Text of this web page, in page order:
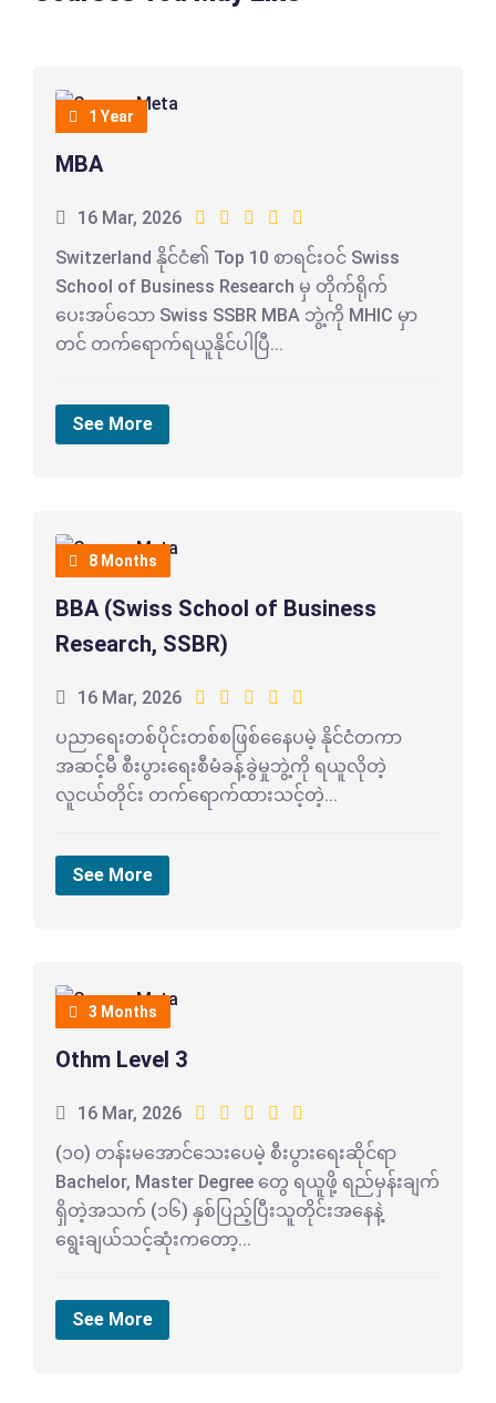
1 Year
MBA
16 Mar, 2026
Switzerland နိုင်ငံ၏ Top 10 စာရင်းဝင် Swiss
School of Business Research မှ တိုက်ရိုက်
ပေးအပ်သော Swiss SSBR MBA ဘွဲ့ကို MHIC မှာ
တင် တက်ရောက်ရယူနိုင်ပါပြီ...
See More
8 Months
BBA (Swiss School of Business
Research, SSBR)
16 Mar, 2026
ပညာရေးတစ်ပိုင်းတစ်စဖြစ်နေေပမဲ့ နိုင်ငံတကာ
အဆင့်မီ စီးပွားရေးစီမံခန့်ခွဲမှုဘွဲ့ကို ရယူလိုတဲ့
လူငယ်တိုင်း တက်ရောက်ထားသင့်တဲ့...
See More
3 Months
Othm Level 3
16 Mar, 2026
(၁၀) တန်းမအောင်သေးပေမဲ့ စီးပွားရေးဆိုင်ရာ
Bachelor, Master Degree တွေ ရယူဖို့ ရည်မှန်းချက်
ရှိတဲ့အသက် (၁၆) နှစ်ပြည့်ပြီးသူတိုင်းအနေနဲ့
ရွေးချယ်သင့်ဆုံးကတော့...
See More